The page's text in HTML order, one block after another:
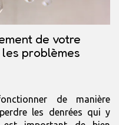
de votre
problèmes
de manière
les denrées qui y